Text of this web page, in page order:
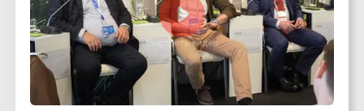
Смотреть видео